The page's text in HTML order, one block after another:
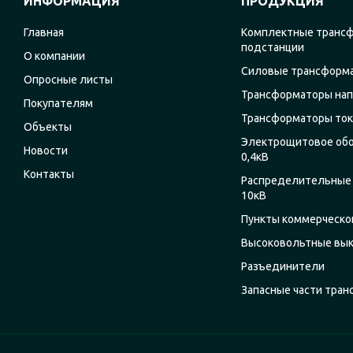
Главная
О компании
Опросные листы
Покупателям
Объекты
Новости
Контакты
Комплектные
подстанции
Силовые
Трансформаторы
Трансформаторы
Электрощитовое
0,4кВ
Распределительные
10кВ
Пункты
Высоковольтные
Разъединители
Запасные части